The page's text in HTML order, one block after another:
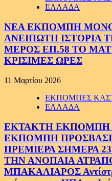
ΕΛΛΑΔΑ
ΝΕΑ ΕΚΠΟΜΠΗ
ΑΝΕΙΠΩΤΗ ΙΣΤΟΡΙΑ
ΜΕΡΟΣ ΕΠ.58 ΤΟ
ΚΡΙΣΙΜΕΣ ΩΡΕΣ
11 Μαρτίου 2026
ΕΚΠΟΜΠΕΣ
ΕΛΛΑΔΑ
ΕΚΤΑΚΤΗ ΕΚΠΟΜΠΗ
ΕΚΠΟΜΠΗ
ΠΡΕΜΙΕΡΑ ΣΗΜΕΡΑ
ΤΗΝ ΑΝΟΠΑΙΑ
ΜΠΑΚΑΛΙΑΡΟΣ